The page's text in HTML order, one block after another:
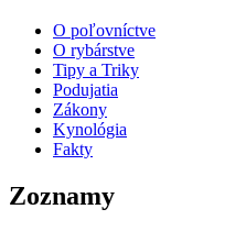
O poľovníctve
O rybárstve
Tipy a Triky
Podujatia
Zákony
Kynológia
Fakty
Zoznamy